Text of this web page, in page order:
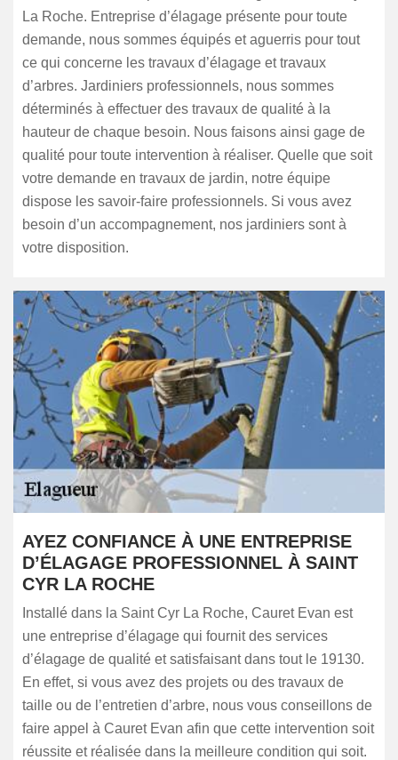
La Roche. Entreprise d’élagage présente pour toute
demande, nous sommes équipés et aguerris pour tout
ce qui concerne les travaux d’élagage et travaux
d’arbres. Jardiniers professionnels, nous sommes
déterminés à effectuer des travaux de qualité à la
hauteur de chaque besoin. Nous faisons ainsi gage de
qualité pour toute intervention à réaliser. Quelle que soit
votre demande en travaux de jardin, notre équipe
dispose les savoir-faire professionnels. Si vous avez
besoin d’un accompagnement, nos jardiniers sont à
votre disposition.
AYEZ CONFIANCE À UNE ENTREPRISE
D’ÉLAGAGE PROFESSIONNEL À SAINT
CYR LA ROCHE
Installé dans la Saint Cyr La Roche, Cauret Evan est
une entreprise d’élagage qui fournit des services
d’élagage de qualité et satisfaisant dans tout le 19130.
En effet, si vous avez des projets ou des travaux de
taille ou de l’entretien d’arbre, nous vous conseillons de
faire appel à Cauret Evan afin que cette intervention soit
réussite et réalisée dans la meilleure condition qui soit.